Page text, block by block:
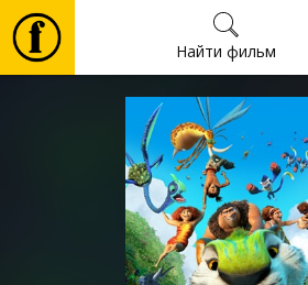
Найти фильм
Фильмы
Культура